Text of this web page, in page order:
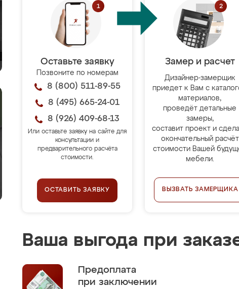
Оставьте заявку
Позвоните по номерам
8 (800) 511-89-55
8 (495) 665-24-01
8 (926) 409-68-13
Или оставьте заявку на сайте для
консультации и
предварительного расчёта
стоимости.
ОСТАВИТЬ ЗАЯВКУ
Замер и расчет
Дизайнер-замерщик
приедет к Вам с
материалов,
проведёт детальные
замеры,
составит проект и
окончательный расчёт
стоимости Вашей
мебели.
ВЫЗВАТЬ ЗАМЕРЩИКА
Ваша выгода при
Предоплата
при заключении